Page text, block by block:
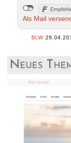
Als Mail
BLW
Neues